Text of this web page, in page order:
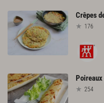
Crêpes
176
Poireaux
254